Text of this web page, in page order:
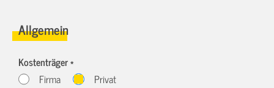
Allgemein
Kostenträger *
Firma
Privat